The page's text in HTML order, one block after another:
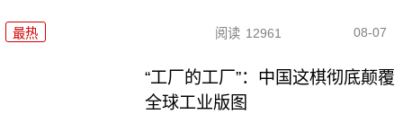
最热 阅读 12961 08-07
“工厂的工厂”：中国这棋彻底颠覆
全球工业版图